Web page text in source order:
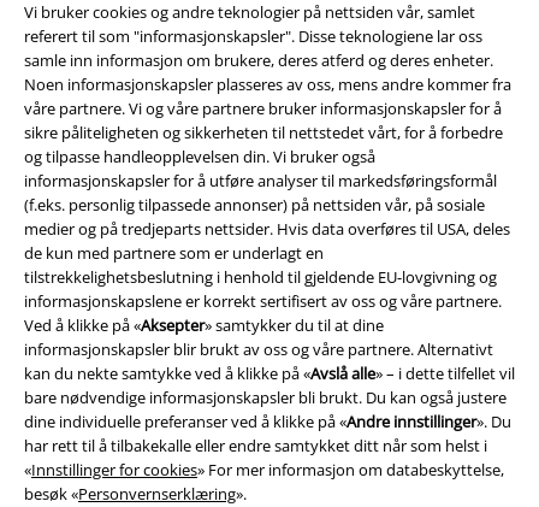
Vi bruker cookies og andre teknologier på nettsiden vår, samlet
referert til som "informasjonskapsler". Disse teknologiene lar oss
samle inn informasjon om brukere, deres atferd og deres enheter.
Noen informasjonskapsler plasseres av oss, mens andre kommer fra
våre partnere. Vi og våre partnere bruker informasjonskapsler for å
sikre påliteligheten og sikkerheten til nettstedet vårt, for å forbedre
og tilpasse handleopplevelsen din. Vi bruker også
informasjonskapsler for å utføre analyser til markedsføringsformål
(f.eks. personlig tilpassede annonser) på nettsiden vår, på sosiale
medier og på tredjeparts nettsider. Hvis data overføres til USA, deles
de kun med partnere som er underlagt en
tilstrekkelighetsbeslutning i henhold til gjeldende EU-lovgivning og
informasjonskapslene er korrekt sertifisert av oss og våre partnere.
Ved å klikke på «Aksepter» samtykker du til at dine
informasjonskapsler blir brukt av oss og våre partnere. Alternativt
kan du nekte samtykke ved å klikke på «Avslå alle» – i dette tilfellet vil
bare nødvendige informasjonskapsler bli brukt. Du kan også justere
dine individuelle preferanser ved å klikke på «Andre innstillinger». Du
har rett til å tilbakekalle eller endre samtykket ditt når som helst i
«Innstillinger for cookies» For mer informasjon om databeskyttelse,
besøk «Personvernserklæring».
Frakt
EMP App
Her kan du laste ned EMPs nye app helt gratis og ta del i alle de nye
funksjonene og fordelene!
A Warner Music Group Company